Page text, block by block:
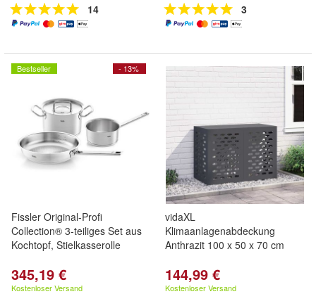
14 3
- 13%
Bestseller
Fissler Original-Profi
Collection® 3-teiliges Set aus
Kochtopf, Stielkasserolle
345,19 €
Kostenloser Versand
vidaXL
Klimaanlagenabdeckung
Anthrazit 100 x 50 x 70 cm
144,99 €
Kostenloser Versand